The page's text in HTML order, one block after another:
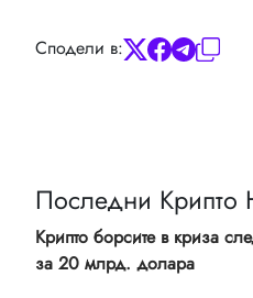
Сподели в:
Последни Крипто
Крипто борсите в криза
за 20 млрд. долара